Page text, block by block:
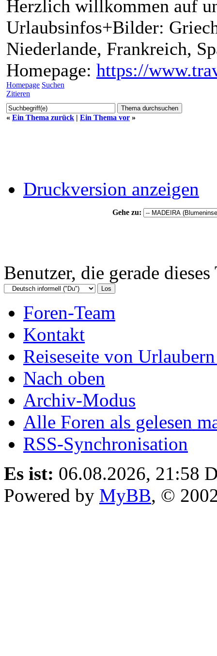
Herzlich willkommen auf
Urlaubsinfos+Bilder:
Niederlande, Frankreich,
Homepage: https://
Homepage Suchen
Zitieren
« Ein Thema zurück | Ein Thema vor »
Druckversion anzeigen
Gehe zu:
Benutzer, die gerade
Foren-Team
Kontakt
Reiseseite von
Nach oben
Archiv-Modus
Alle Foren als gelesen
RSS-Synchronisation
Es ist: 06.08.2026, 21:58
Powered by MyBB, ©